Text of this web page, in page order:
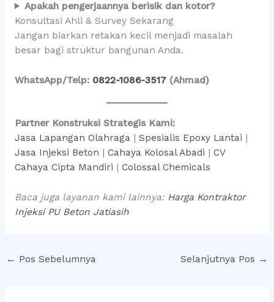
Apakah pengerjaannya berisik dan kotor?
Konsultasi Ahli & Survey Sekarang
Jangan biarkan retakan kecil menjadi masalah
besar bagi struktur bangunan Anda.
WhatsApp/Telp: 0822-1086-3517(Ahmad)
Partner Konstruksi Strategis Kami:
Jasa Lapangan Olahraga
Spesialis Epoxy Lantai
Jasa Injeksi Beton
Cahaya Kolosal Abadi
CV
Cahaya Cipta Mandiri
Colossal Chemicals
Baca juga layanan kami lainnya: Harga Kontraktor
Injeksi PU Beton Jatiasih
← Pos Sebelumnya Selanjutnya Pos →